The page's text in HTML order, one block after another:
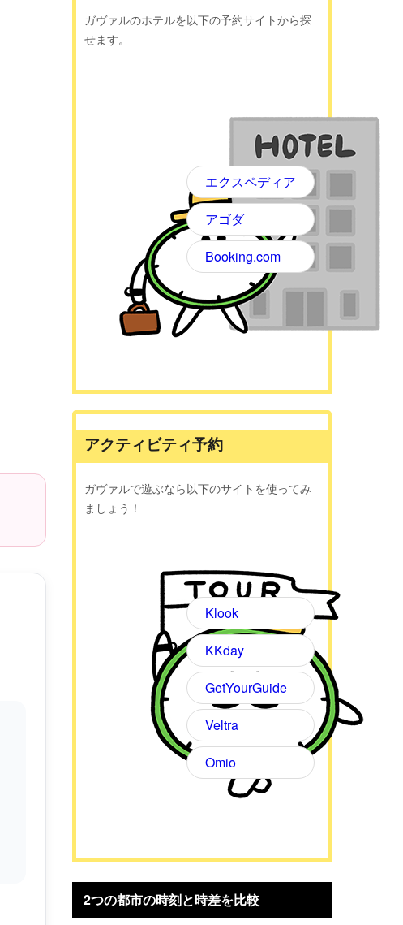
ガヴァルのホテルを以下の予約サイトから探
せます。
エクスペディア
アゴダ
Booking.com
アクティビティ予約
ガヴァルで遊ぶなら以下のサイトを使ってみ
ましょう！
Klook
KKday
GetYourGuide
Veltra
Omio
2つの都市の時刻と時差を比較